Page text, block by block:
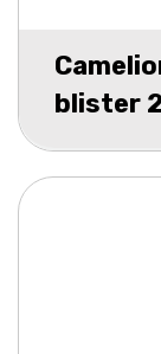
blister 2